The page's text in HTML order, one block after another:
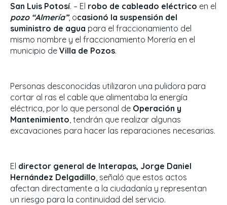
San Luis Potosí. – El robo de cableado eléctrico en el
pozo “Almería”, ocasionó la suspensión del
suministro de agua para el fraccionamiento del
mismo nombre y el fraccionamiento Morería en el
municipio de Villa de Pozos.
Personas desconocidas utilizaron una pulidora para
cortar al ras el cable que alimentaba la energía
eléctrica, por lo que personal de Operación y
Mantenimiento , tendrán que realizar algunas
excavaciones para hacer las reparaciones necesarias.
El director general de Interapas, Jorge Daniel
Hernández Delgadillo , señaló que estos actos
afectan directamente a la ciudadanía y representan
un riesgo para la continuidad del servicio.